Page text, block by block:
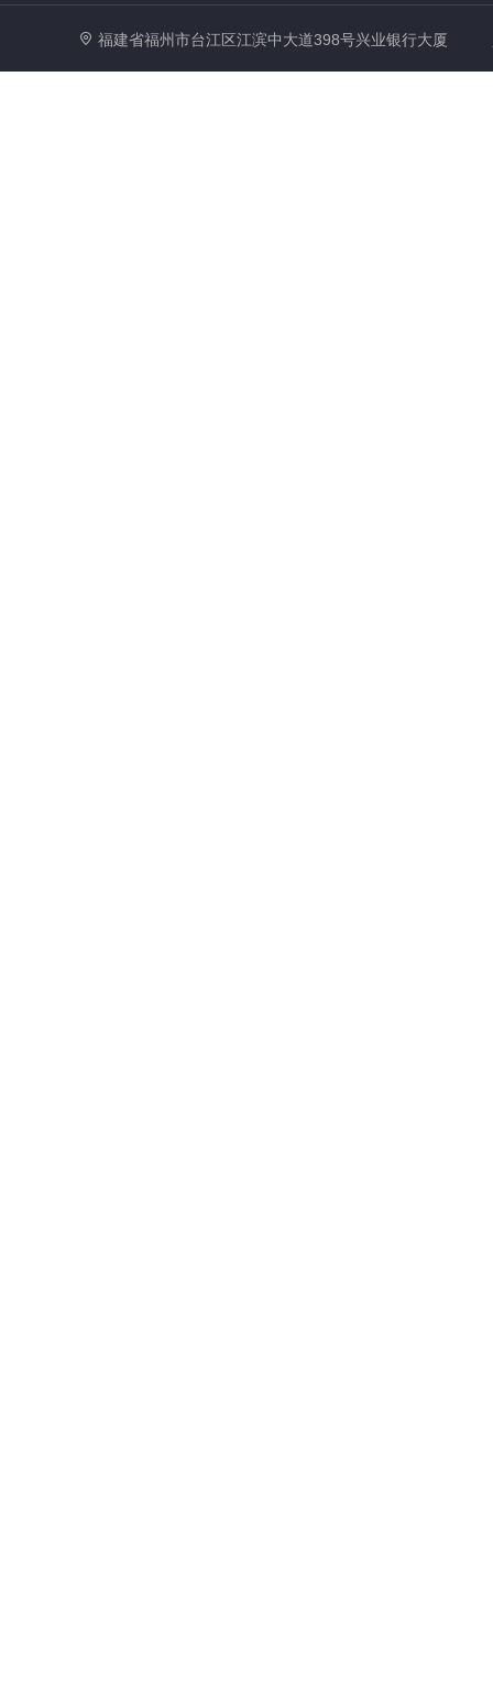
福建省福州市台江区江滨中大道398号兴业银行大厦